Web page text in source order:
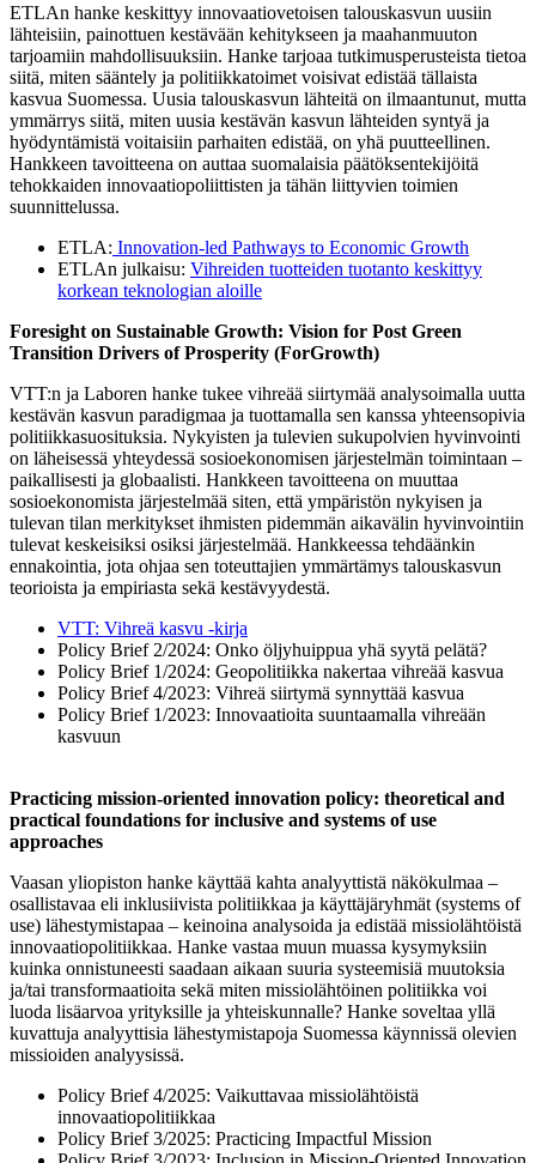
ETLAn hanke keskittyy innovaatiovetoisen talouskasvun uusiin
lähteisiin, painottuen kestävään kehitykseen ja maahanmuuton
tarjoamiin mahdollisuuksiin. Hanke tarjoaa tutkimusperusteista tietoa
siitä, miten sääntely ja politiikkatoimet voisivat edistää tällaista
kasvua Suomessa. Uusia talouskasvun lähteitä on ilmaantunut, mutta
ymmärrys siitä, miten uusia kestävän kasvun lähteiden syntyä ja
hyödyntämistä voitaisiin parhaiten edistää, on yhä puutteellinen.
Hankkeen tavoitteena on auttaa suomalaisia päätöksentekijöitä
tehokkaiden innovaatiopoliittisten ja tähän liittyvien toimien
suunnittelussa.
ETLA: Innovation-led Pathways to Economic Growth
ETLAn julkaisu: Vihreiden tuotteiden tuotanto keskittyy
korkean teknologian aloille
Foresight on Sustainable Growth: Vision for Post Green
Transition Drivers of Prosperity (ForGrowth)
VTT:n ja Laboren hanke tukee vihreää siirtymää analysoimalla uutta
kestävän kasvun paradigmaa ja tuottamalla sen kanssa yhteensopivia
politiikkasuosituksia. Nykyisten ja tulevien sukupolvien hyvinvointi
on läheisessä yhteydessä sosioekonomisen järjestelmän toimintaan –
paikallisesti ja globaalisti. Hankkeen tavoitteena on muuttaa
sosioekonomista järjestelmää siten, että ympäristön nykyisen ja
tulevan tilan merkitykset ihmisten pidemmän aikavälin hyvinvointiin
tulevat keskeisiksi osiksi järjestelmää. Hankkeessa tehdäänkin
ennakointia, jota ohjaa sen toteuttajien ymmärtämys talouskasvun
teorioista ja empiriasta sekä kestävyydestä.
VTT: Vihreä kasvu -kirja
Policy Brief 2/2024: Onko öljyhuippua yhä syytä pelätä?
Policy Brief 1/2024: Geopolitiikka nakertaa vihreää kasvua
Policy Brief 4/2023: Vihreä siirtymä synnyttää kasvua
Policy Brief 1/2023: Innovaatioita suuntaamalla vihreään
kasvuun
Practicing mission-oriented innovation policy: theoretical and
practical foundations for inclusive and systems of use
approaches
Vaasan yliopiston hanke käyttää kahta analyyttistä näkökulmaa –
osallistavaa eli inklusiivista politiikkaa ja käyttäjäryhmät (systems of
use) lähestymistapaa – keinoina analysoida ja edistää missiolähtöistä
innovaatiopolitiikkaa. Hanke vastaa muun muassa kysymyksiin
kuinka onnistuneesti saadaan aikaan suuria systeemisiä muutoksia
ja/tai transformaatioita sekä miten missiolähtöinen politiikka voi
luoda lisäarvoa yrityksille ja yhteiskunnalle? Hanke soveltaa yllä
kuvattuja analyyttisia lähestymistapoja Suomessa käynnissä olevien
missioiden analyysissä.
Policy Brief 4/2025: Vaikuttavaa missiolähtöistä
innovaatiopolitiikkaa
Policy Brief 3/2025: Practicing Impactful Mission